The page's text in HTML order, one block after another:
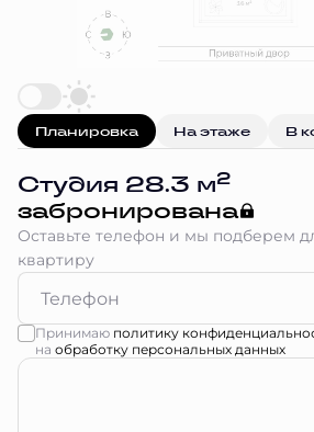
Планировка На этаже В
Студия 28.3 м2
забронирована
Оставьте телефон и мы подберем
квартиру
Принимаю политику
на обработку персональных данных